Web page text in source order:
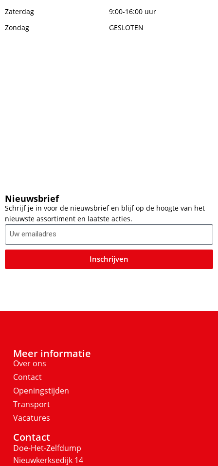
Zaterdag
9:00-16:00 uur
Zondag
GESLOTEN
Nieuwsbrief
Schrijf je in voor de nieuwsbrief en blijf op de hoogte van het
nieuwste assortiment en laatste acties.
Inschrijven
Meer informatie
Over ons
Contact
Openingstijden
Transport
Vacatures
Contact
Doe-Het-Zelfdump
Nieuwkerksedijk 14